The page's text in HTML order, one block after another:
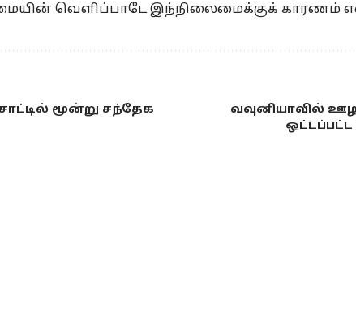
வெளிப்பாடே இந்நிலைமைக்குக் காரணம்
மூன்று சந்தேக
வவுனியாவில்